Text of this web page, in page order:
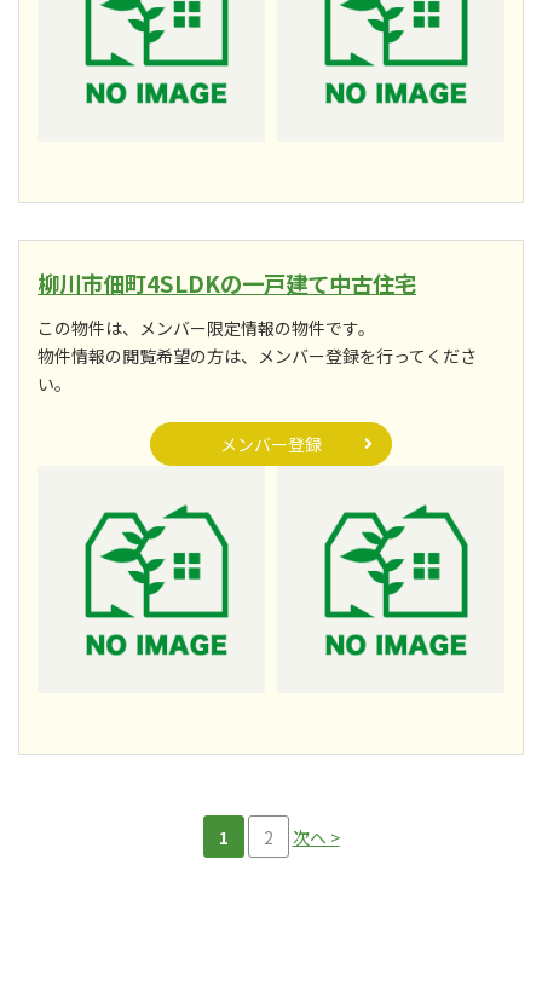
柳川市佃町4SLDKの一戸建て中古住宅
この物件は、メンバー限定情報の物件です。
物件情報の閲覧希望の方は、メンバー登録を行ってくださ
い。
メンバー登録
1 2 次へ >